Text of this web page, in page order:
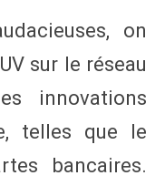
on
sur le réseau
innovations
telles que le
bancaires.